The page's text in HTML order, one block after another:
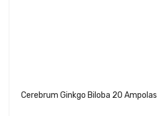
Cerebrum Ginkgo Biloba 20 Ampolas